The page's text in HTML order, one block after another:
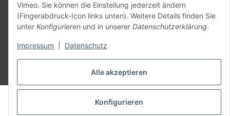
Alle akzeptieren
Konfigurieren
Vimeo. Sie können die Einstellung jederzeit ändern
(Fingerabdruck-Icon links unten). Weitere Details finden Sie
unter Konfigurieren und in unserer Datenschutzerklärung.
Impressum Datenschutz
Vertrag widerrufen
* Alle Preise inkl. gesetzlicher USt., zzgl.Versand
© voltmaster.de
Powered byJTL-Shop